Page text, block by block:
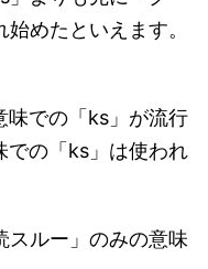
めたといえます。
味での「ks」が流行
での「ks」は使われ
スルー」のみの意味